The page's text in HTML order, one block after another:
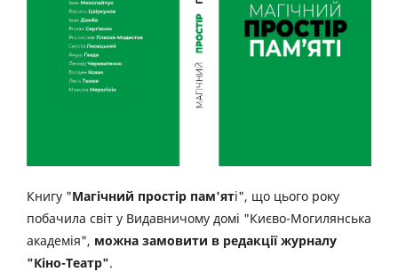
Книгу "Магічний простір пам'яті", що цього року
побачила світ у Видавничому домі "Києво-Могилянська
академія", можна замовити в редакції журналу
"Кіно-Театр".